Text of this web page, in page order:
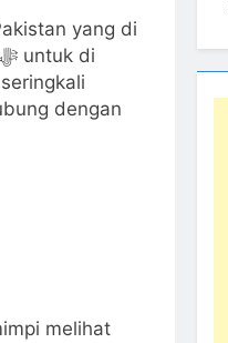
yang di
dengan
melihat